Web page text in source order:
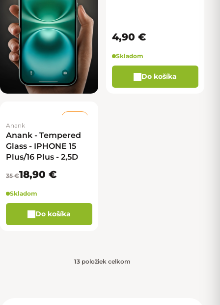
4,90 €
Skladom
Do košíka
Anank
Anank - Tempered
Glass - IPHONE 15
Plus/16 Plus - 2,5D
35 €18,90 €
Skladom
Do košíka
13položiek celkom